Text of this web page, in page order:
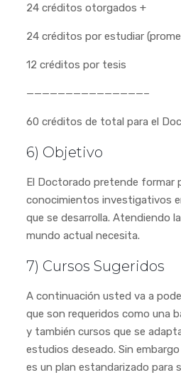
24 créditos otorgados +
24 créditos por estudiar
12 créditos por tesis
———————————————–
60 créditos de total para el
6) Objetivo
El Doctorado pretende formar
conocimientos investigativos
que se desarrolla. Atendiendo
mundo actual necesita.
7) Cursos Sugeridos
A continuación usted va a
que son requeridos como una
y también cursos que se
estudios deseado. Sin
es un plan estandarizado para